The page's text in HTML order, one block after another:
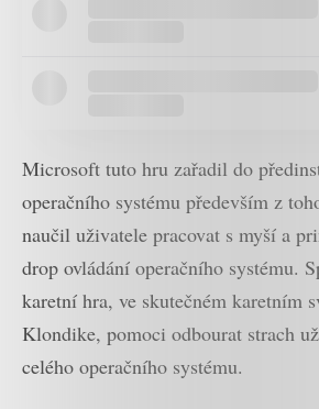
Microsoft tuto hru zařadil do
operačního systému především z
naučil uživatele pracovat s myší a
drop ovládání operačního systému.
karetní hra, ve skutečném karetním
Klondike, pomoci odbourat strach
celého operačního systému.